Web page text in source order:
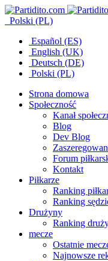
Polski (PL)
Español (ES)
English (UK)
Deutsch (DE)
Polski (PL)
Strona domowa
Społeczność
Kanał
Blog
Dev Blog
Forum
Kontakt
Piłkarze
Ranking
Ranking
Drużyny
Ranking
mecze
Ostatnie
Najnowsze